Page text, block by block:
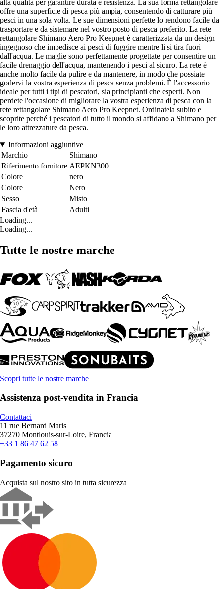
alta qualità per garantire durata e resistenza. La sua forma rettangolare
offre una superficie di pesca più ampia, consentendo di catturare più
pesci in una sola volta. Le sue dimensioni perfette lo rendono facile da
trasportare e da sistemare nel vostro posto di pesca preferito. La rete
rettangolare Shimano Aero Pro Keepnet è caratterizzata da un design
ingegnoso che impedisce ai pesci di fuggire mentre li si tira fuori
dall'acqua. Le maglie sono perfettamente progettate per consentire un
facile drenaggio dell'acqua, mantenendo i pesci al sicuro. La rete è
anche molto facile da pulire e da mantenere, in modo che possiate
godervi la vostra esperienza di pesca senza problemi. È l'accessorio
ideale per tutti i tipi di pescatori, sia principianti che esperti. Non
perdete l'occasione di migliorare la vostra esperienza di pesca con la
rete rettangolare Shimano Aero Pro Keepnet. Ordinatela subito e
scoprite perché i pescatori di tutto il mondo si affidano a Shimano per
le loro attrezzature da pesca.
Informazioni aggiuntive
Marchio
Shimano
Riferimento fornitore AEPKN300
Colore
nero
Colore
Nero
Sesso
Misto
Fascia d'età
Adulti
Loading...
Loading...
Tutte le nostre marche
Scopri tutte le nostre marche
Assistenza post-vendita in Francia
Contattaci
11 rue Bernard Maris
37270 Montlouis-sur-Loire, Francia
+33 1 86 47 62 58
Pagamento sicuro
Acquista sul nostro sito in tutta sicurezza